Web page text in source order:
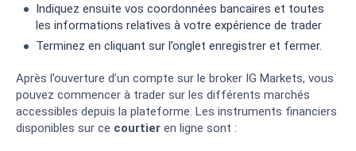
Indiquez ensuite vos coordonnées bancaires et toutes
les informations relatives à votre expérience de trader
Terminez en cliquant sur l’onglet enregistrer et fermer.
Après l’ouverture d’un compte sur le broker IG Markets, vous
pouvez commencer à trader sur les différents marchés
accessibles depuis la plateforme. Les instruments financiers
disponibles sur ce courtier en ligne sont :